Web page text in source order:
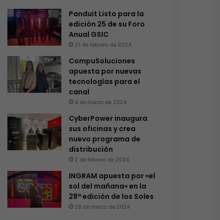
Panduit Listo para la
edición 25 de su Foro
Anual GSIC
21 de febrero de 2024
CompuSoluciones
apuesta por nuevas
tecnologías para el
canal
4 de marzo de 2024
CyberPower inaugura
sus oficinas y crea
nuevo programa de
distribución
2 de febrero de 2024
INGRAM apuesta por «el
sol del mañana» en la
28ª edición de los Soles
26 de marzo de 2024